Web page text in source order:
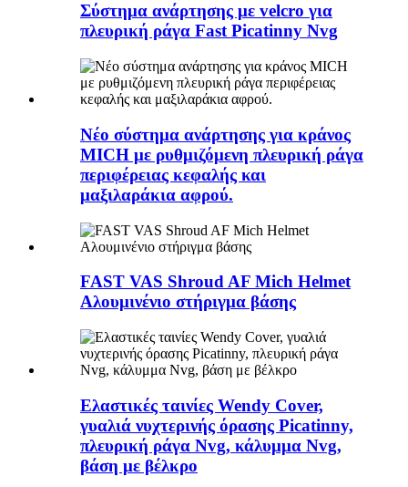
Σύστημα ανάρτησης με velcro για
πλευρική ράγα Fast Picatinny Nvg
Νέο σύστημα ανάρτησης για κράνος
MICH με ρυθμιζόμενη πλευρική ράγα
περιφέρειας κεφαλής και
μαξιλαράκια αφρού.
FAST VAS Shroud AF Mich Helmet
Αλουμινένιο στήριγμα βάσης
Ελαστικές ταινίες Wendy Cover,
γυαλιά νυχτερινής όρασης Picatinny,
πλευρική ράγα Nvg, κάλυμμα Nvg,
βάση με βέλκρο